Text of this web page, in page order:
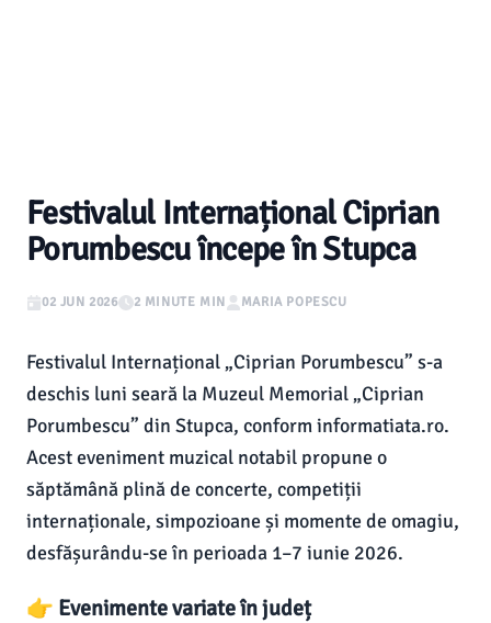
Festivalul Internațional Ciprian
Porumbescu începe în Stupca
02 JUN 2026 2 MINUTE MIN MARIA POPESCU
Festivalul Internațional „Ciprian Porumbescu” s-a
deschis luni seară la Muzeul Memorial „Ciprian
Porumbescu” din Stupca, conform informatiata.ro.
Acest eveniment muzical notabil propune o
săptămână plină de concerte, competiții
internaționale, simpozioane și momente de omagiu,
desfășurându-se în perioada 1–7 iunie 2026.
👉 Evenimente variate în județ